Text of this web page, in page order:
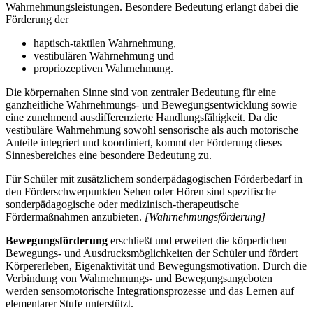
Wahrnehmungsleistungen. Besondere Bedeutung erlangt dabei die
Förderung der
haptisch-taktilen Wahrnehmung,
vestibulären Wahrnehmung und
propriozeptiven Wahrnehmung.
Die körpernahen Sinne sind von zentraler Bedeutung für eine
ganzheitliche Wahrnehmungs- und Bewegungsentwicklung sowie
eine zunehmend ausdifferenzierte Handlungsfähigkeit. Da die
vestibuläre Wahrnehmung sowohl sensorische als auch motorische
Anteile integriert und koordiniert, kommt der Förderung dieses
Sinnesbereiches eine besondere Bedeutung zu.
Für Schüler mit zusätzlichem sonderpädagogischen Förderbedarf in
den Förderschwerpunkten Sehen oder Hören sind spezifische
sonderpädagogische oder medizinisch-therapeutische
Fördermaßnahmen anzubieten. [Wahrnehmungsförderung]
Bewegungsförderung erschließt und erweitert die körperlichen
Bewegungs- und Ausdrucksmöglichkeiten der Schüler und fördert
Körpererleben, Eigenaktivität und Bewegungsmotivation. Durch die
Verbindung von Wahrnehmungs- und Bewegungsangeboten
werden sensomotorische Integrationsprozesse und das Lernen auf
elementarer Stufe unterstützt.